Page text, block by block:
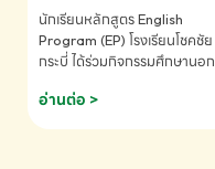
ระดับประถมศึกษา (EP.1-
6)
นักเรียนหลักสูตร English
Program (EP) โรงเรียนโชคชัย
กระบี่ ได้ร่วมกิจกรรมศึกษานอก
ชมภาพยนตร์ Toy Story 5
(Soundtrack)เพื่อเสริมทักษะ
อ่านต่อ >